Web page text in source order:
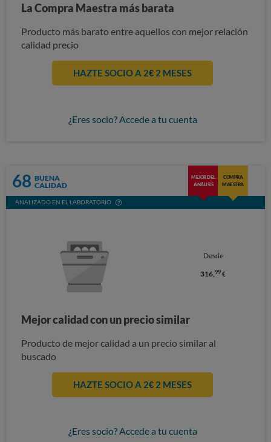
La Compra Maestra más barata
Producto más barato entre aquellos con mejor relación
calidad precio
HAZTE SOCIO A 2€ 2 MESES
¿Eres socio? Accede a tu cuenta
68 BUENA
CALIDAD
MEJOR DEL
ANÁLISIS
COMPRA
MAESTRA
ANALIZADO EN EL LABORATORIO
Desde
316,99 €
Mejor calidad con un precio similar
Producto de mejor calidad a un precio similar al
buscado
HAZTE SOCIO A 2€ 2 MESES
¿Eres socio? Accede a tu cuenta